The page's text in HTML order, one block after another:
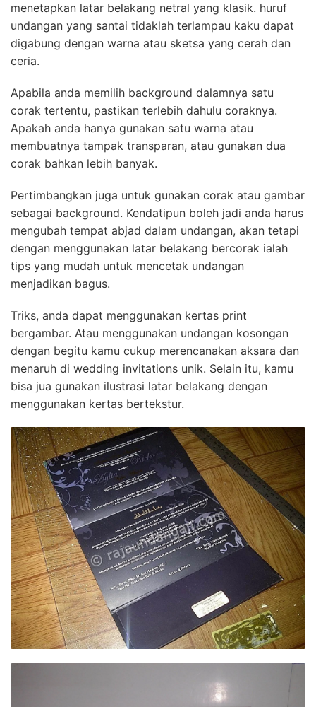
menetapkan latar belakang netral yang klasik. huruf
undangan yang santai tidaklah terlampau kaku dapat
digabung dengan warna atau sketsa yang cerah dan
ceria.
Apabila anda memilih background dalamnya satu
corak tertentu, pastikan terlebih dahulu coraknya.
Apakah anda hanya gunakan satu warna atau
membuatnya tampak transparan, atau gunakan dua
corak bahkan lebih banyak.
Pertimbangkan juga untuk gunakan corak atau gambar
sebagai background. Kendatipun boleh jadi anda harus
mengubah tempat abjad dalam undangan, akan tetapi
dengan menggunakan latar belakang bercorak ialah
tips yang mudah untuk mencetak undangan
menjadikan bagus.
Triks, anda dapat menggunakan kertas print
bergambar. Atau menggunakan undangan kosongan
dengan begitu kamu cukup merencanakan aksara dan
menaruh di wedding invitations unik. Selain itu, kamu
bisa jua gunakan ilustrasi latar belakang dengan
menggunakan kertas bertekstur.